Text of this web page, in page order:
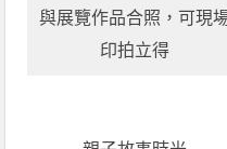
與展覽作品合照，可現
印拍立得